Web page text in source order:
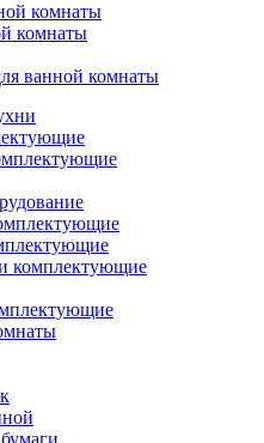
комнаты
комнаты
ванной комнаты
комплектующие